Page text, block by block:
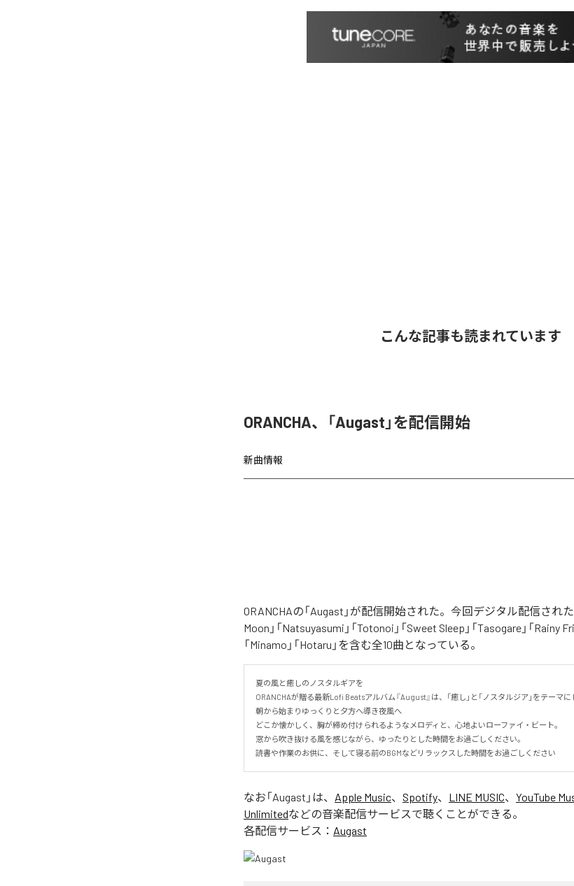
こんな記事も読まれています
ORANCHA、「Augast」を配信開始
新曲情報
ORANCHAの「Augast」が配信開始された。今回デジタル配信された
Moon」「Natsuyasumi」「Totonoi」「Sweet Sleep」「Tasogare」「Rainy
「Minamo」「Hotaru」を含む全10曲となっている。
夏の風と癒しのノスタルギアを
ORANCHAが贈る最新Lofi Beatsアルバム『August』は、「癒し」と「ノスタルジア」をテーマ
朝から始まりゆっくりと夕方へ導き夜風へ
どこか懐かしく、胸が締め付けられるようなメロディと、心地よいローファイ・ビート。
窓から吹き抜ける風を感じながら、ゆったりとした時間をお過ごしください。
読書や作業のお供に、そして寝る前のBGMなどリラックスした時間をお過ごしください
なお「Augast 」は、 Apple Music、 Spotify、 LINE MUSIC、 YouTube
Unlimitedなどの音楽配信サービスで聴くことができる。
各配信サービス： Augast